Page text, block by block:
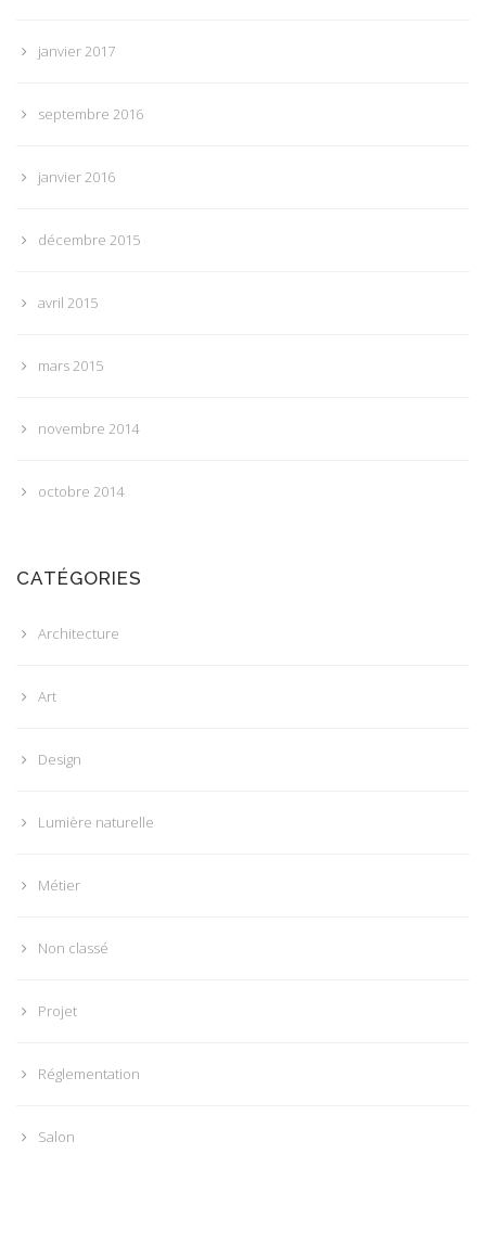
janvier 2017
septembre 2016
janvier 2016
décembre 2015
avril 2015
mars 2015
novembre 2014
octobre 2014
CATÉGORIES
Architecture
Art
Design
Lumière naturelle
Métier
Non classé
Projet
Réglementation
Salon